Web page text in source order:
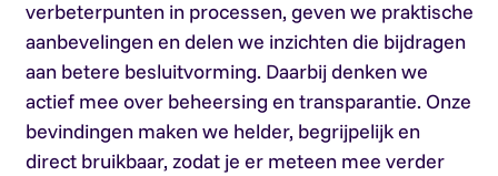
verbeterpunten in processen, geven we praktische
aanbevelingen en delen we inzichten die bijdragen
aan betere besluitvorming. Daarbij denken we
actief mee over beheersing en transparantie. Onze
bevindingen maken we helder, begrijpelijk en
direct bruikbaar, zodat je er meteen mee verder